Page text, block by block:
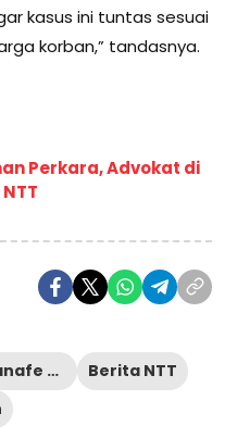
kasus ini tuntas sesuai
korban,” tandasnya.
Perkara, Advokat di
Astrid Manafe dan Lael Macabee
Berita NTT